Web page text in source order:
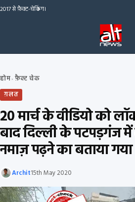
Skip to content
2017 से फ़ैक्ट-चेकिंग।
होम› फ़ैक्ट चेक
ग़लत
20 मार्च के वीडियो को
बाद दिल्ली के पटपड़गंज
नमाज़ पढ़ने का बताया गया
Archit15th May 2020